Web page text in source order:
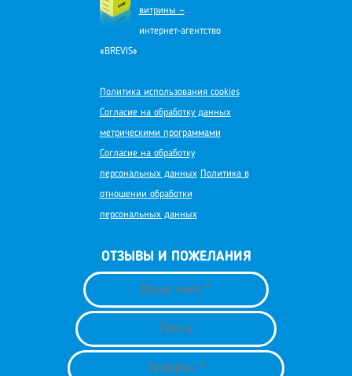
витрины —
интернет-агентство
«BREVIS»
Политика использования cookies
Согласие на обработку данных
метрическими программами
Согласие на обработку
персональных данных
Политика в
отношении обработки
персональных данных
ОТЗЫВЫ И ПОЖЕЛАНИЯ